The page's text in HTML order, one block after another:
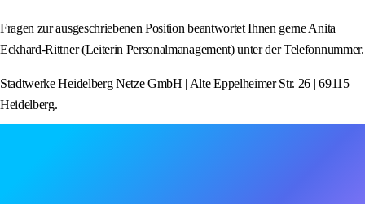
Fragen zur ausgeschriebenen Position beantwortet Ihnen gerne Anita
Eckhard-Rittner (Leiterin Personalmanagement) unter der Telefonnummer.
Stadtwerke Heidelberg Netze GmbH | Alte Eppelheimer Str. 26 | 69115
Heidelberg.